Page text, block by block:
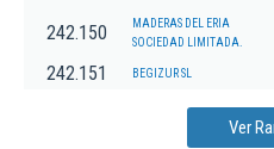
242.150
MADERAS DEL ERIA
SOCIEDAD LIMITADA.
242.151 BEGIZUR SL
Ver